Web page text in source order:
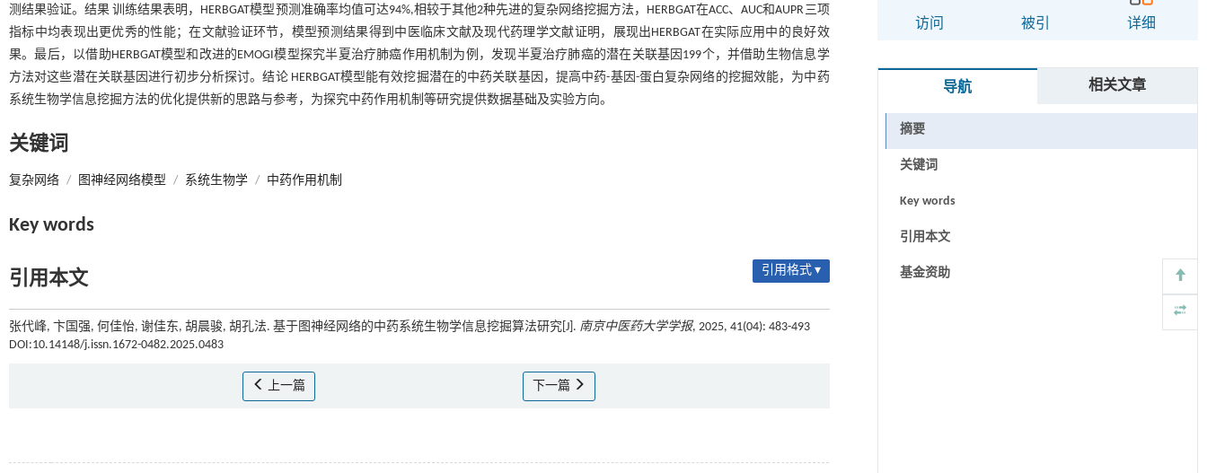
测结果验证。结果 训练结果表明，HERBGAT模型预测准确率均值可达94%,相较于其他2种先进的复杂网络挖掘方法，HERBGAT在ACC、AUC和AUPR三项
指标中均表现出更优秀的性能；在文献验证环节，模型预测结果得到中医临床文献及现代药理学文献证明，展现出HERBGAT在实际应用中的良好效
果。最后，以借助HERBGAT模型和改进的EMOGI模型探究半夏治疗肺癌作用机制为例，发现半夏治疗肺癌的潜在关联基因199个，并借助生物信息学
方法对这些潜在关联基因进行初步分析探讨。结论 HERBGAT模型能有效挖掘潜在的中药关联基因，提高中药-基因-蛋白复杂网络的挖掘效能，为中药
系统生物学信息挖掘方法的优化提供新的思路与参考，为探究中药作用机制等研究提供数据基础及实验方向。
关键词
复杂网络 / 图神经网络模型 / 系统生物学 / 中药作用机制
Key words
引用本文 引用格式 ▾
张代峰, 卞国强, 何佳怡, 谢佳东, 胡晨骏, 胡孔法. 基于图神经网络的中药系统生物学信息挖掘算法研究[J]. 南京中医药大学学报, 2025, 41(04): 483-493
DOI:10.14148/j.issn.1672-0482.2025.0483
上一篇 下一篇
访问 被引 详细
导航 相关文章
摘要
关键词
Key words
引用本文
基金资助